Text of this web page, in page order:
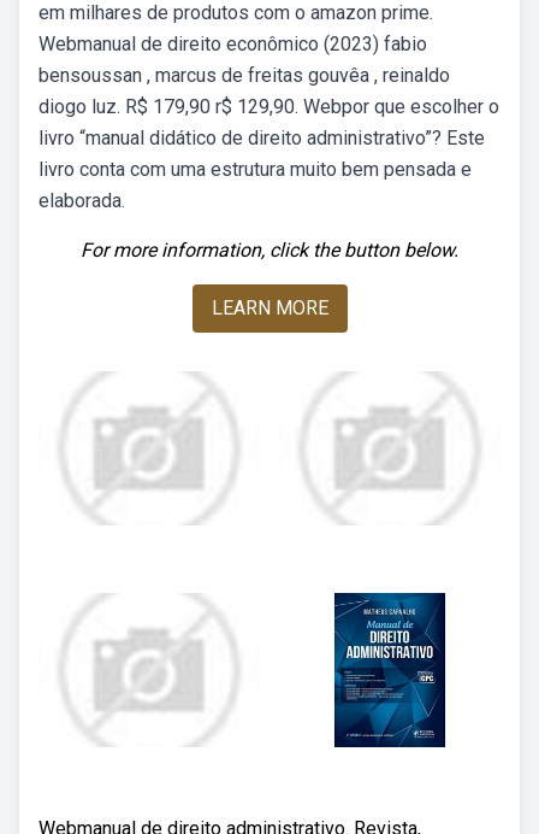
em milhares de produtos com o amazon prime.
Webmanual de direito econômico (2023) fabio
bensoussan , marcus de freitas gouvêa , reinaldo
diogo luz. R$ 179,90 r$ 129,90. Webpor que escolher o
livro “manual didático de direito administrativo”? Este
livro conta com uma estrutura muito bem pensada e
elaborada.
For more information, click the button below.
LEARN MORE
Webmanual de direito administrativo. Revista,